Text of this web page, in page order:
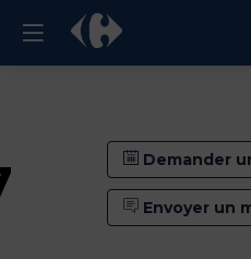
Demander
Envoyer un